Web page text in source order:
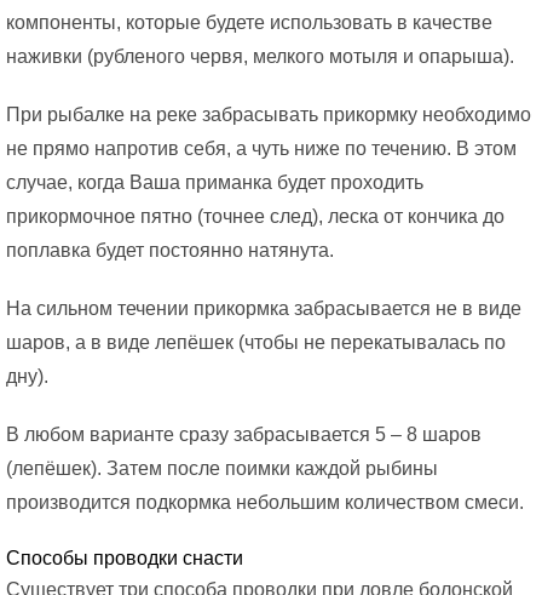
компоненты, которые будете использовать в качестве
наживки (рубленого червя, мелкого мотыля и опарыша).
При рыбалке на реке забрасывать прикормку необходимо
не прямо напротив себя, а чуть ниже по течению. В этом
случае, когда Ваша приманка будет проходить
прикормочное пятно (точнее след), леска от кончика до
поплавка будет постоянно натянута.
На сильном течении прикормка забрасывается не в виде
шаров, а в виде лепёшек (чтобы не перекатывалась по
дну).
В любом варианте сразу забрасывается 5 – 8 шаров
(лепёшек). Затем после поимки каждой рыбины
производится подкормка небольшим количеством смеси.
Способы проводки снасти
Существует три способа проводки при ловле болонской